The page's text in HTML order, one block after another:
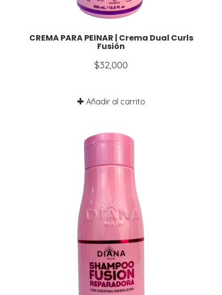
CREMA PARA PEINAR | Crema Dual Curls
Fusión
$32,000
Añadir al carrito